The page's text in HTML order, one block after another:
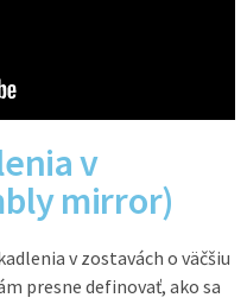
v
mirror)
v zostavách o väčšiu
presne definovať, ako sa